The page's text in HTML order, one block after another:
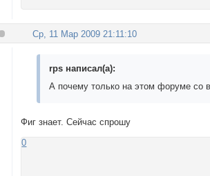
Ср, 11 Мар 2009 21:11:10
rps написал(а):
А почему только на этом форуме со
Фиг знает. Сейчас спрошу
0